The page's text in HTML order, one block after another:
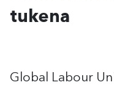
tukena
Global Labour